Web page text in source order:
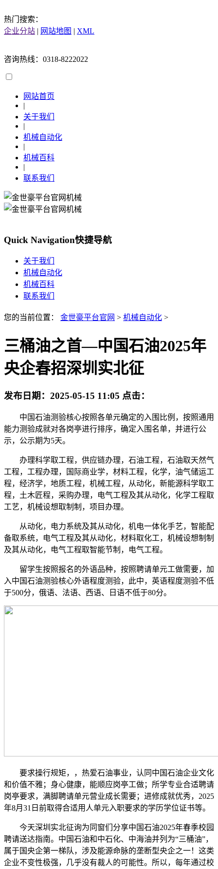
热门搜索：
企业分站 | 网站地图 | XML
咨询热线：0318-8222022
网站首页
|
关于我们
|
机械自动化
|
机械百科
|
联系我们
Quick Navigation快捷导航
关于我们
机械自动化
机械百科
联系我们
您的当前位置： 金世豪平台官网 > 机械自动化 >
三桶油之首—中国石油2025年
央企春招深圳实北征
发布日期： 2025-05-15 11:05 点击：
中国石油测验核心按照各单元确定的入围比例，按照通用
能力测验成就对各岗亭进行排序，确定入围名单，并进行公
示，公示期为5天。
办理科学取工程，供应链办理，石油工程，石油取天然气
工程，工程办理，国际商业学，材料工程，化学，油气储运工
程，经济学，地质工程，机械工程，从动化，新能源科学取工
程，土木匠程，采购办理，电气工程及其从动化，化学工程取
工艺，机械设想取制制，项目办理。
从动化，电力系统及其从动化，机电一体化手艺，智能配
备取系统，电气工程及其从动化，材料取化工，机械设想制制
及其从动化，电气工程取智能节制，电气工程。
留学生按照报名的外语品种，按照聘请单元工做需要，加
入中国石油测验核心外语程度测验，此中，英语程度测验不低
于500分，俄语、法语、西语、日语不低于80分。
要求操行规矩，，热爱石油事业，认同中国石油企业文化
和价值不雅；身心健康，能顺应岗亭工做；所学专业合适聘请
岗亭要求，满脚聘请单元营业成长需要；进修成就优秀，2025
年8月31日前取得合适用人单元入职要求的学历学位证书等。
今天深圳实北征询为同窗们分享中国石油2025年春季校园
聘请送达指南。中国石油和中石化、中海油并列为“三桶油”，
属于国央企第一梯队，涉及能源命脉的垄断型央企之一！这类
企业不变性极强，几乎没有裁人的可能性。所以，每年通过校